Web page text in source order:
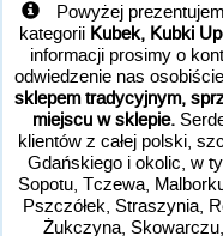
Powyżej
kategorii Kubek, Kubki
informacji prosimy o
odwiedzenie nas
sklepem tradycyjnym,
miejscu w sklepie.
klientów z całej polski,
Gdańskiego i okolic, w
Sopotu, Tczewa,
Pszczółek, Straszynia,
Żukczyna,